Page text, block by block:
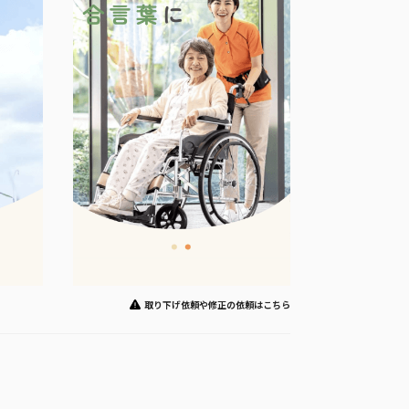
取り下げ依頼や修正の依頼はこちら